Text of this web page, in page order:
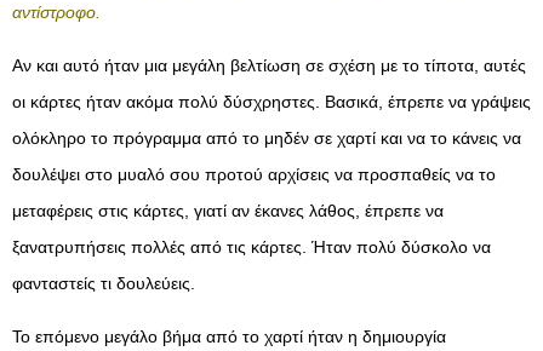
αντίστροφο.
Αν και αυτό ήταν μια μεγάλη βελτίωση σε σχέση με το τίποτα, αυτές
οι κάρτες ήταν ακόμα πολύ δύσχρηστες. Βασικά, έπρεπε να γράψεις
ολόκληρο το πρόγραμμα από το μηδέν σε χαρτί και να το κάνεις να
δουλέψει στο μυαλό σου προτού αρχίσεις να προσπαθείς να το
μεταφέρεις στις κάρτες, γιατί αν έκανες λάθος, έπρεπε να
ξανατρυπήσεις πολλές από τις κάρτες. Ήταν πολύ δύσκολο να
φανταστείς τι δουλεύεις.
Το επόμενο μεγάλο βήμα από το χαρτί ήταν η δημιουργία